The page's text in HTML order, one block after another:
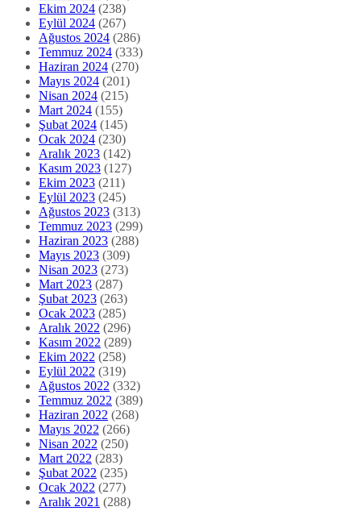
Ekim 2024 (238)
Eylül 2024 (267)
Ağustos 2024 (286)
Temmuz 2024 (333)
Haziran 2024 (270)
Mayıs 2024 (201)
Nisan 2024 (215)
Mart 2024 (155)
Şubat 2024 (145)
Ocak 2024 (230)
Aralık 2023 (142)
Kasım 2023 (127)
Ekim 2023 (211)
Eylül 2023 (245)
Ağustos 2023 (313)
Temmuz 2023 (299)
Haziran 2023 (288)
Mayıs 2023 (309)
Nisan 2023 (273)
Mart 2023 (287)
Şubat 2023 (263)
Ocak 2023 (285)
Aralık 2022 (296)
Kasım 2022 (289)
Ekim 2022 (258)
Eylül 2022 (319)
Ağustos 2022 (332)
Temmuz 2022 (389)
Haziran 2022 (268)
Mayıs 2022 (266)
Nisan 2022 (250)
Mart 2022 (283)
Şubat 2022 (235)
Ocak 2022 (277)
Aralık 2021 (288)